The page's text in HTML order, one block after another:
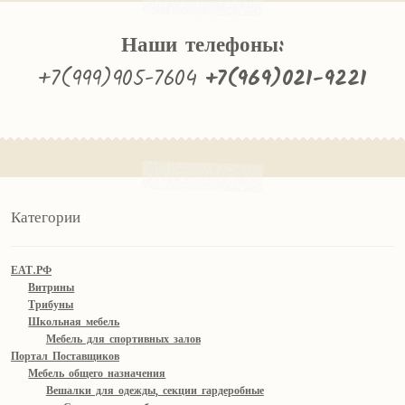
Наши телефоны:
+7(999)905-7604 +7(969)021-9221
Категории
ЕАТ.РФ
Витрины
Трибуны
Школьная мебель
Мебель для спортивных залов
Портал Поставщиков
Мебель общего назначения
Вешалки для одежды, секции гардеробные